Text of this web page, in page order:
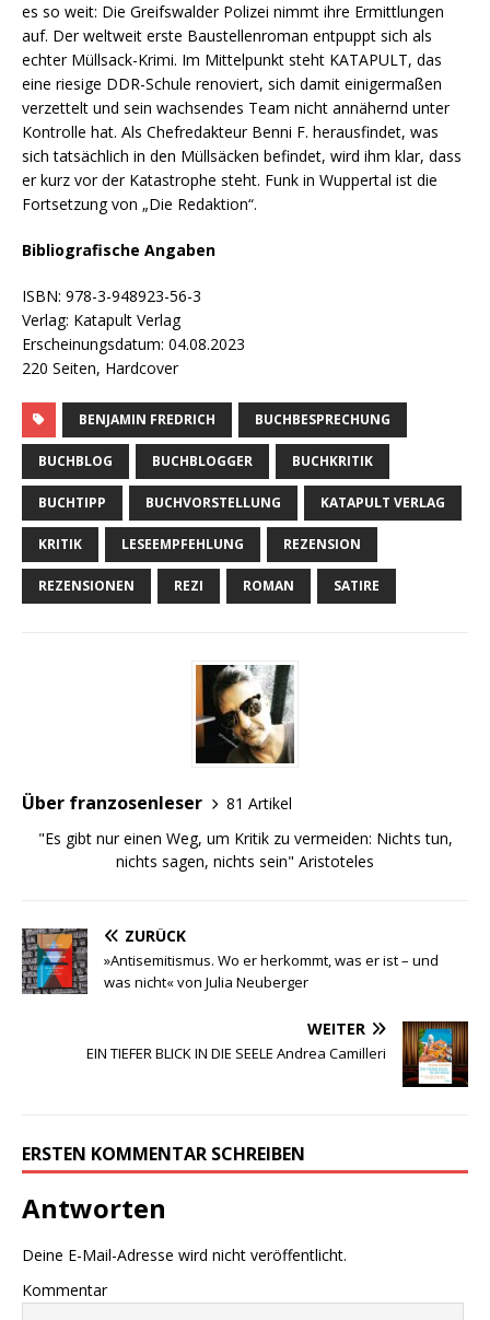
es so weit: Die Greifswalder Polizei nimmt ihre Ermittlungen
auf. Der weltweit erste Baustellenroman entpuppt sich als
echter Müllsack-Krimi. Im Mittelpunkt steht KATAPULT, das
eine riesige DDR-Schule renoviert, sich damit einigermaßen
verzettelt und sein wachsendes Team nicht annähernd unter
Kontrolle hat. Als Chefredakteur Benni F. herausfindet, was
sich tatsächlich in den Müllsäcken befindet, wird ihm klar, dass
er kurz vor der Katastrophe steht. Funk in Wuppertal ist die
Fortsetzung von „Die Redaktion“.
Bibliografische Angaben
ISBN: 978-3-948923-56-3
Verlag: Katapult Verlag
Erscheinungsdatum: 04.08.2023
220 Seiten, Hardcover
BENJAMIN FREDRICH BUCHBESPRECHUNG
BUCHBLOG BUCHBLOGGER BUCHKRITIK
BUCHTIPP BUCHVORSTELLUNG KATAPULT VERLAG
KRITIK LESEEMPFEHLUNG REZENSION
REZENSIONEN REZI ROMAN SATIRE
Über franzosenleser
81 Artikel
"Es gibt nur einen Weg, um Kritik zu vermeiden: Nichts tun,
nichts sagen, nichts sein" Aristoteles
ZURÜCK
»Antisemitismus. Wo er herkommt, was er ist – und
was nicht« von Julia Neuberger
WEITER
EIN TIEFER BLICK IN DIE SEELE Andrea Camilleri
ERSTEN KOMMENTAR SCHREIBEN
Antworten
Deine E-Mail-Adresse wird nicht veröffentlicht.
Kommentar